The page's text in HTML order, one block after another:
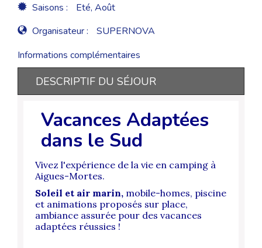
Saisons :
Eté, Août
Organisateur :
SUPERNOVA
Informations complémentaires
DESCRIPTIF DU SÉJOUR
Vacances Adaptées
dans le Sud
Vivez l'expérience de la vie en camping à
Aigues-Mortes.
Soleil et air marin, mobile-homes, piscine
et animations proposés sur place,
ambiance assurée pour des vacances
adaptées réussies !